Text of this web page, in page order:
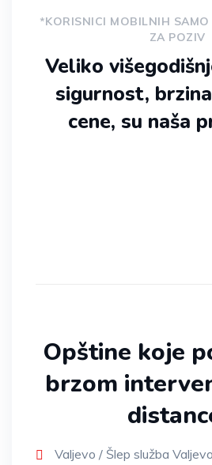
*KORISNICI MOBILNIH
ZA POZIV
Veliko
sigurnost,
cene, su naša
Opštine koje
brzom
Valjevo / Šlep služba Valjevo